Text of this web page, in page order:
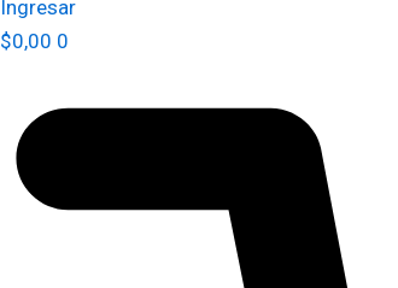
Ingresar
$0,00 0